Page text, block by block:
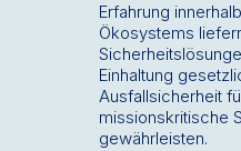
Erfahrung
Ökosystems
Einhaltung
Ausfallsicherheit
missionskritische
gewährleisten.